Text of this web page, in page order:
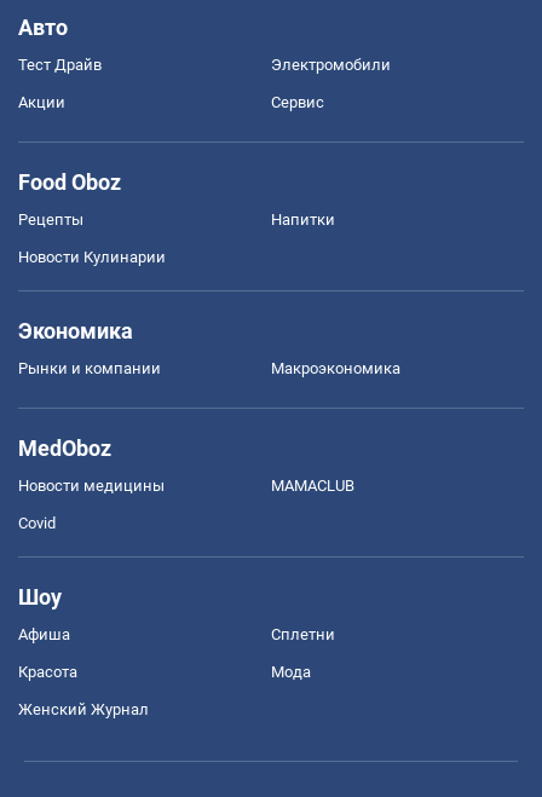
Авто
Тест Драйв Электромобили
Акции Сервис
Food Oboz
Рецепты Напитки
Новости Кулинарии
Экономика
Рынки и компании Mакроэкономика
MedOboz
Новости медицины MAMACLUB
Covid
Шоу
Афиша Сплетни
Красота Мода
Женский Журнал